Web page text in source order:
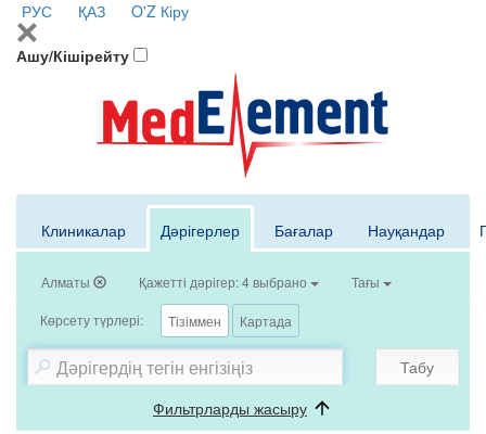
РУС ҚАЗ O'Z Кіру
Ашу/Кішірейту
Клиникалар Дәрігерлер Бағалар Науқандар
Алматы Қажетті дәрігер: 4 выбрано Тағы
Көрсету түрлері: Тізіммен Картада
Табу
Фильтрларды жасыру